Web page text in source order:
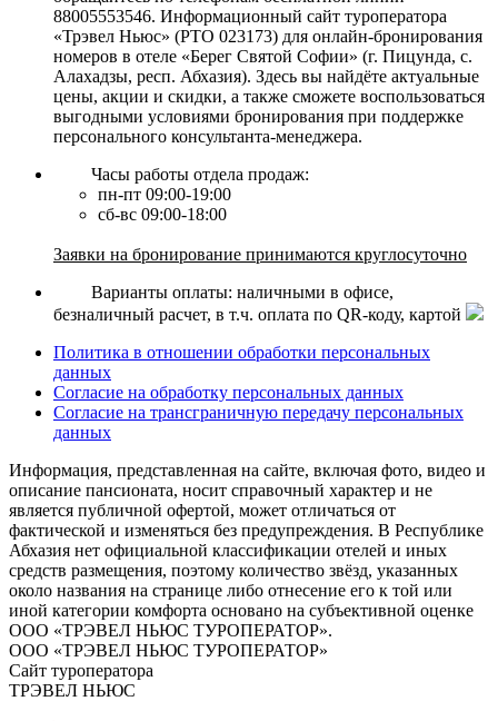
88005553546. Информационный сайт туроператора
«Трэвел Ньюс» (РТО 023173) для онлайн-бронирования
номеров в отеле «Берег Святой Софии» (г. Пицунда, с.
Алахадзы, респ. Абхазия). Здесь вы найдёте актуальные
цены, акции и скидки, а также сможете воспользоваться
выгодными условиями бронирования при поддержке
персонального консультанта-менеджера.
Часы работы отдела продаж:
пн-пт 09:00-19:00
сб-вс 09:00-18:00
Заявки на бронирование принимаются круглосуточно
Варианты оплаты: наличными в офисе,
безналичный расчет, в т.ч. оплата по QR-коду, картой
Политика в отношении обработки персональных
данных
Согласие на обработку персональных данных
Согласие на трансграничную передачу персональных
данных
Информация, представленная на сайте, включая фото, видео и
описание пансионата, носит справочный характер и не
является публичной офертой, может отличаться от
фактической и изменяться без предупреждения. В Республике
Абхазия нет официальной классификации отелей и иных
средств размещения, поэтому количество звёзд, указанных
около названия на странице либо отнесение его к той или
иной категории комфорта основано на субъективной оценке
ООО «ТРЭВЕЛ НЬЮС ТУРОПЕРАТОР».
ООО «ТРЭВЕЛ НЬЮС ТУРОПЕРАТОР»
Сайт туроператора
ТРЭВЕЛ НЬЮС